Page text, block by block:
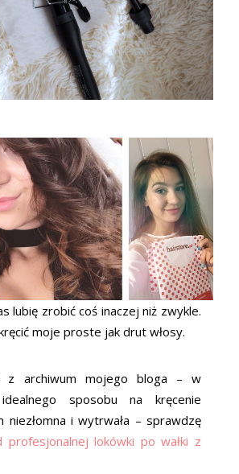
lubię zrobić coś inaczej niż zwykle.
moje proste jak drut włosy.
z archiwum mojego bloga – w
idealnego sposobu na kręcenie
niezłomna i wytrwała – sprawdzę
profesjonalnej lokówki po wałki z